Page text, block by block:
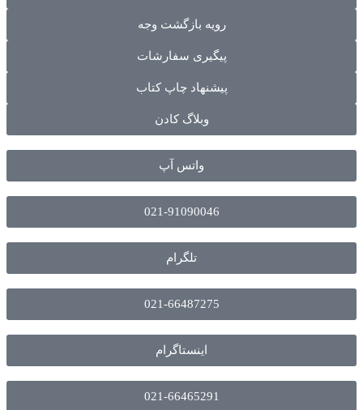
رویه بازگشت وجه
پیگیری سفارشات
پیشنهاد چاپ کتاب
وبلاگ کادن
واتس آپ
021-91090046
تلگرام
021-66487275
اینستاگرام
021-66465291